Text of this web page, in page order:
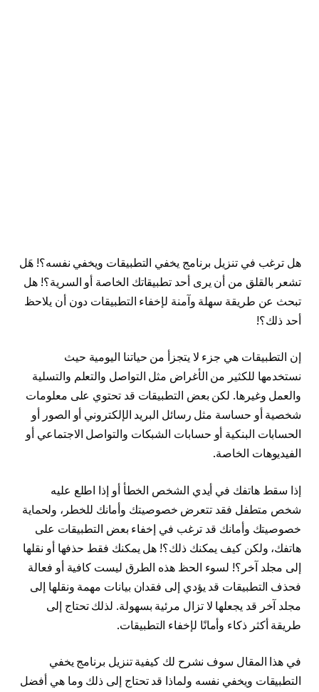
هل ترغب في تنزيل برنامج يخفي التطبيقات ويخفي نفسه؟! هَل
تشعر بالقلق من أن يرى أحد تطبيقاتك الخاصة أو السرية؟! هل
تبحث عن طريقة سهلة وآمنة لإخفاء التطبيقات دون أن يلاحظ
أحد ذلك؟!
إن التطبيقات هي جزء لا يتجزأ من حياتنا اليومية حيث
نستخدمها للكثير من الأغراض مثل التواصل والتعلم والتسلية
والعمل وغيرها. لكن بعض التطبيقات قد تحتوي على معلومات
شخصية أو حساسة مثل رسائل البريد الإلكتروني أو الصور أو
الحسابات البنكية أو حسابات الشبكات والتواصل الاجتماعي أو
الفيديوهات الخاصة.
إذا سقط هاتفك في أيدي الشخص الخطأ أو إذا اطلع عليه
شخص متطفل فقد تتعرض خصوصيتك وأمانك للخطر، ولحماية
خصوصيتك وأمانك قد ترغب في إخفاء بعض التطبيقات على
هاتفك، ولكن كيف يمكنك ذلك؟! هل يمكنك فقط حذفها أو نقلها
إلى مجلد آخر؟! لسوء الحظ هذه الطرق ليست كافية أو فعالة
فحذف التطبيقات قد يؤدي إلى فقدان بيانات مهمة ونقلها إلى
مجلد آخر قد يجعلها لا تزال مرئية بسهولة. لذلك تحتاج إلى
طريقة أكثر ذكاء وأمانًا لإخفاء التطبيقات.
في هذا المقال سوف نشرح لك كيفية تنزيل برنامج يخفي
التطبيقات ويخفي نفسه ولماذا قد تحتاج إلى ذلك وما هي أفضل